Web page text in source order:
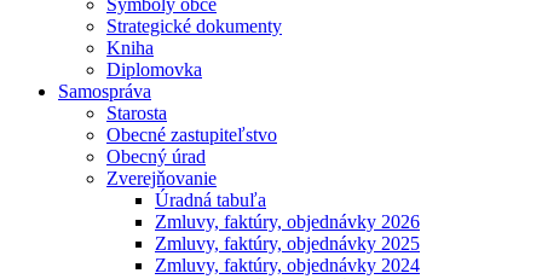
Symboly obce
Strategické dokumenty
Kniha
Diplomovka
Samospráva
Starosta
Obecné zastupiteľstvo
Obecný úrad
Zverejňovanie
Úradná tabuľa
Zmluvy, faktúry, objednávky 2026
Zmluvy, faktúry, objednávky 2025
Zmluvy, faktúry, objednávky 2024